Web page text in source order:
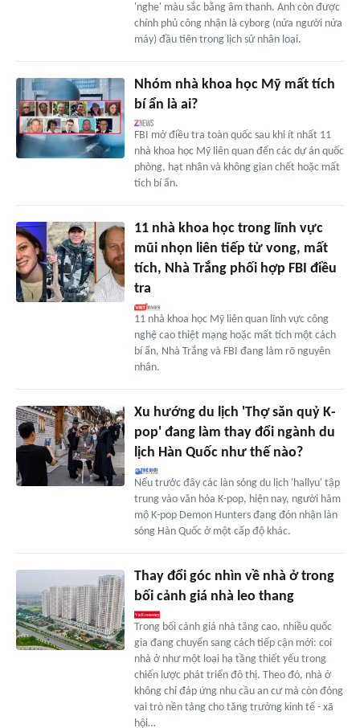
'nghe' màu sắc bằng âm thanh. Anh còn được
chính phủ công nhận là cyborg (nửa người nửa
máy) đầu tiên trong lịch sử nhân loại.
Nhóm nhà khoa học Mỹ mất tích
bí ẩn là ai?
FBI mở điều tra toàn quốc sau khi ít nhất 11
nhà khoa học Mỹ liên quan đến các dự án quốc
phòng, hạt nhân và không gian chết hoặc mất
tích bí ẩn.
11 nhà khoa học trong lĩnh vực
mũi nhọn liên tiếp tử vong, mất
tích, Nhà Trắng phối hợp FBI điều
tra
11 nhà khoa học Mỹ liên quan lĩnh vực công
nghệ cao thiệt mạng hoặc mất tích một cách
bí ẩn, Nhà Trắng và FBI đang làm rõ nguyên
nhân.
Xu hướng du lịch 'Thợ săn quỷ K-
pop' đang làm thay đổi ngành du
lịch Hàn Quốc như thế nào?
Nếu trước đây các làn sóng du lịch 'hallyu' tập
trung vào văn hóa K-pop, hiện nay, người hâm
mộ K-pop Demon Hunters đang đón nhận làn
sóng Hàn Quốc ở một cấp độ khác.
Thay đổi góc nhìn về nhà ở trong
bối cảnh giá nhà leo thang
Trong bối cảnh giá nhà tăng cao, nhiều quốc
gia đang chuyển sang cách tiếp cận mới: coi
nhà ở như một loại hạ tầng thiết yếu trong
chiến lược phát triển đô thị. Theo đó, nhà ở
không chỉ đáp ứng nhu cầu an cư mà còn đóng
vai trò nền tảng cho tăng trưởng kinh tế - xã
hội…